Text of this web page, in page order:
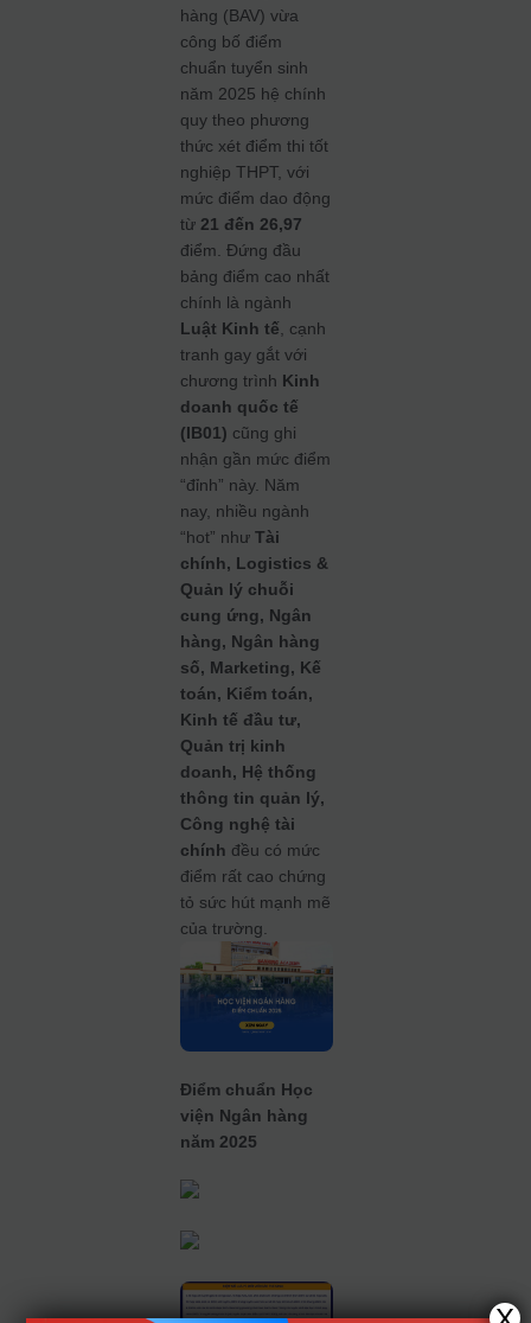
hàng (BAV) vừa
công bố điểm
chuẩn tuyển sinh
năm 2025 hệ chính
quy theo phương
thức xét điểm thi tốt
nghiệp THPT, với
mức điểm dao động
từ 21 đến 26,97
điểm. Đứng đầu
bảng điểm cao nhất
chính là ngành
Luật Kinh tế , cạnh
tranh gay gắt với
chương trình Kinh
doanh quốc tế
(IB01) cũng ghi
nhận gần mức điểm
“đỉnh” này. Năm
nay, nhiều ngành
“hot” nhưTài
chính, Logistics &
Quản lý chuỗi
cung ứng, Ngân
hàng, Ngân hàng
số, Marketing, Kế
toán, Kiểm toán,
Kinh tế đầu tư,
Quản trị kinh
doanh, Hệ thống
thông tin quản lý,
Công nghệ tài
chính đều có mức
điểm rất cao chứng
tỏ sức hút mạnh mẽ
của trường.
Điểm chuẩn Học
viện Ngân hàng
năm 2025